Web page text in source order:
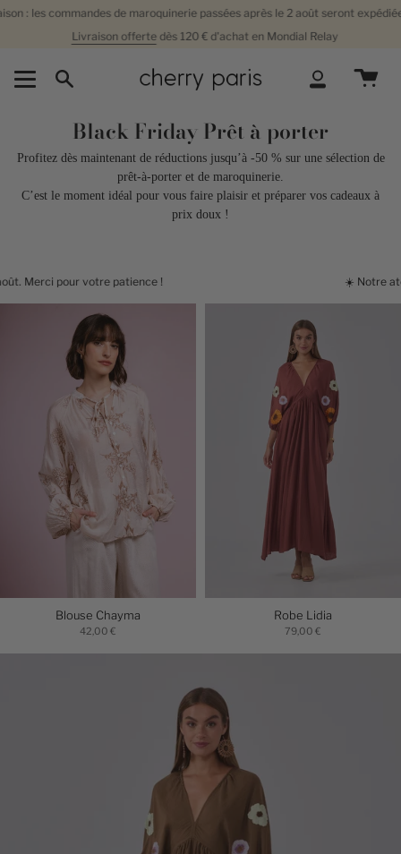
Passer
page
de maroquinerie passées après le 2 août seront expédiées à partir du 13
dès 120 €d'achat enMondial Relay
Recherche Compte
Black Friday Prêt à porter
Profitez dès maintenant de réductions jusqu’à -50 % sur une sélection de
prêt-à-porter et de maroquinerie.
C’est le moment idéal pour vous faire plaisir et préparer vos cadeaux à
prix doux !
patience ! Notre atelier prend
Blouse Chayma
42,00 €
Robe Lidia
79,00 €